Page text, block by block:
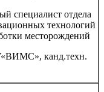
специалист отдела
технологий
месторождений
канд.техн.